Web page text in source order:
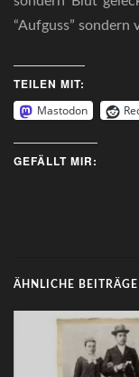
“Aufguss”
TEILEN MIT:
Mastodon
GEFÄLLT MIR:
ÄHNLICHE BEITRÄGE